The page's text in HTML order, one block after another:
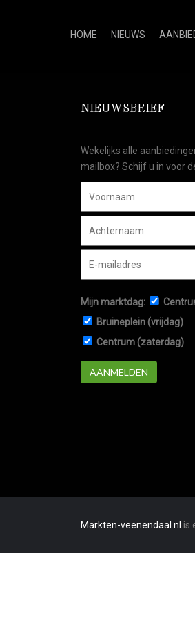
HOME NIEUWS
NIEUWSBRIEF
Wekelijks alle
mailbox? Schijf u in voor
Mijn marktdag:
Bruineplein (vrijdag)
Centrum (zaterdag)
AANMELDEN
Markten-veenendaal.nl is